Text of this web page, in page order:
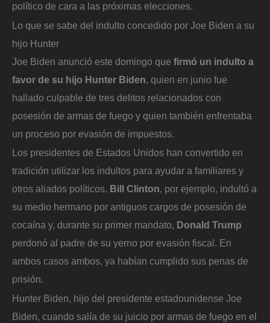
político de cara a las próximas elecciones.
Lo que se sabe del indulto concedido por Joe Biden a su
hijo Hunter
Joe Biden anunció este domingo que firmó un indulto a
favor de su hijo Hunter Biden, quien en junio fue
hallado culpable de tres delitos relacionados con
posesión de armas de fuego y quien también enfrentaba
un proceso por evasión de impuestos.
Los presidentes de Estados Unidos han convertido en
tradición utilizar los indultos para ayudar a familiares y
otros aliados políticos. Bill Clinton, por ejemplo, indultó a
su medio hermano por antiguos cargos de posesión de
cocaína y, durante su primer mandato, Donald Trump
perdonó al padre de su yerno por evasión fiscal. En
ambos casos ambos, ya habían cumplido sus penas de
prisión.
Hunter Biden, hijo del presidente estadounidense Joe
Biden, cuando salía de su juicio por armas de fuego en el